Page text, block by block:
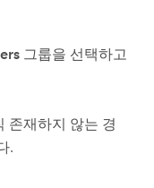
그룹을 선택하고
존재하지 않는 경
.